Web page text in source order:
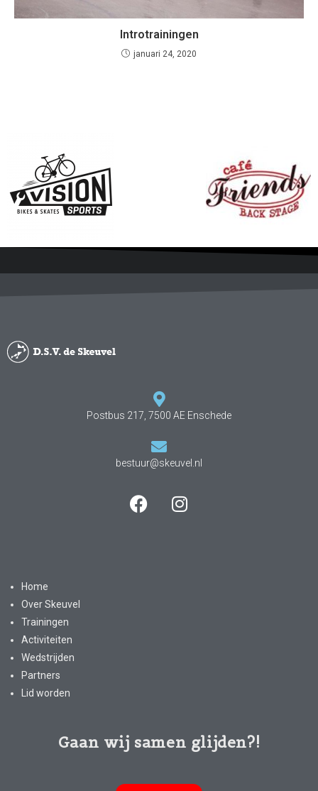
Introtrainingen
januari 24, 2020
Postbus 217, 7500 AE Enschede
bestuur@skeuvel.nl
Home
Over Skeuvel
Trainingen
Activiteiten
Wedstrijden
Partners
Lid worden
Gaan wij samen glijden?!